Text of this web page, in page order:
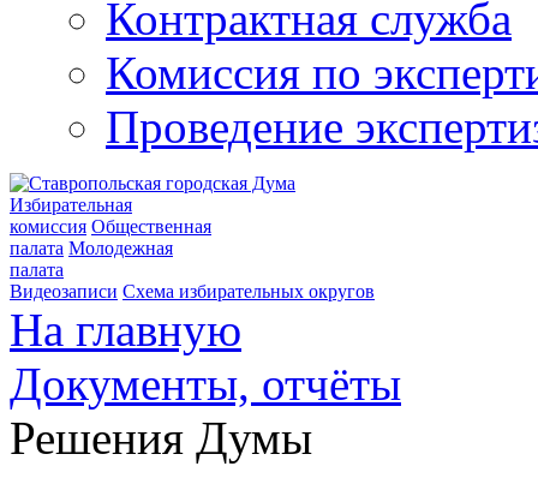
Контрактная служба
Комиссия по
Проведение
Избирательная
комиссия Общественная
палата Молодежная
палата
Видеозаписи Схема избирательных округов
На главную
Документы, отчёты
Решения Думы